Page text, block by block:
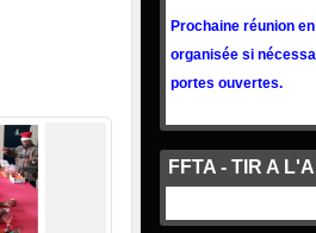
Prochaine réunion
organisée si
portes ouvertes.
FFTA - TIR A